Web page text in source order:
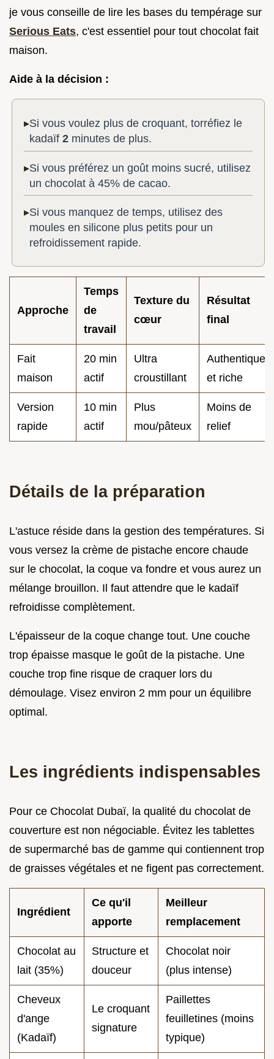
je vous conseille de lire les bases du tempérage sur
Serious Eats, c'est essentiel pour tout chocolat fait
maison.
Aide à la décision :
Si vous voulez plus de croquant, torréfiez le
kadaïf2 minutes de plus.
Si vous préférez un goût moins sucré, utilisez
un chocolat à 45% de cacao.
Si vous manquez de temps, utilisez des
moules en silicone plus petits pour un
refroidissement rapide.
Approche
Temps
de
travail
Texture du
cœur
Résultat
final
Fait
maison
20 min
actif
Ultra
croustillant
Authentique
et riche
Version
rapide
10 min
actif
Plus
mou/pâteux
Moins de
relief
Détails de la préparation
L'astuce réside dans la gestion des températures. Si
vous versez la crème de pistache encore chaude
sur le chocolat, la coque va fondre et vous aurez un
mélange brouillon. Il faut attendre que le kadaïf
refroidisse complètement.
L'épaisseur de la coque change tout. Une couche
trop épaisse masque le goût de la pistache. Une
couche trop fine risque de craquer lors du
démoulage. Visez environ 2 mm pour un équilibre
optimal.
Les ingrédients indispensables
Pour ce Chocolat Dubaï, la qualité du chocolat de
couverture est non négociable. Évitez les tablettes
de supermarché bas de gamme qui contiennent trop
de graisses végétales et ne figent pas correctement.
Ingrédient
Ce qu'il
apporte
Meilleur
remplacement
Chocolat au
lait (35%)
Structure et
douceur
Chocolat noir
(plus intense)
Cheveux
d'ange
(Kadaïf)
Le croquant
signature
Paillettes
feuilletines (moins
typique)